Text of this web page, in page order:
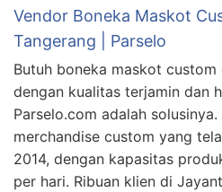
Vendor Boneka Maskot
Tangerang | Parselo
Butuh boneka maskot
dengan kualitas terjamin dan
Parselo.com adalah
merchandise custom yang
2014, dengan kapasitas
per hari. Ribuan klien di